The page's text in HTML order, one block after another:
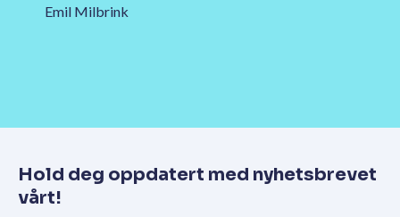
Emil Milbrink
Hold deg oppdatert med nyhetsbrevet
vårt!